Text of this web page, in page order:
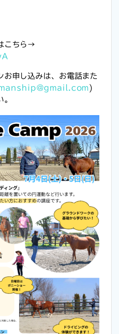
こちら→
お申し込みは、お電話また
)